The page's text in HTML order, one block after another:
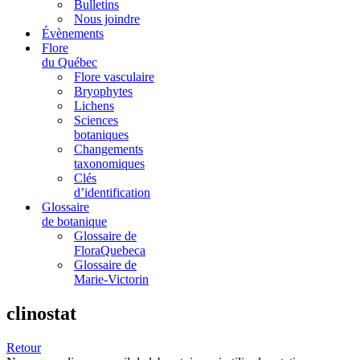
Bulletins
Nous joindre
Évènements
Flore
du Québec
Flore vasculaire
Bryophytes
Lichens
Sciences
botaniques
Changements
taxonomiques
Clés
d’identification
Glossaire
de botanique
Glossaire de
FloraQuebeca
Glossaire de
Marie-Victorin
clinostat
Retour